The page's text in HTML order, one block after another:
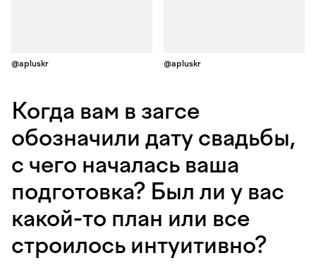
@apluskr @apluskr
Когда вам в загсе
обозначили дату свадьбы,
с чего началась ваша
подготовка? Был ли у вас
какой-то план или все
строилось интуитивно?